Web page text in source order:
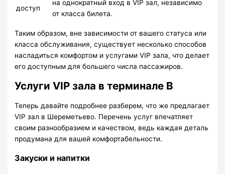
доступ
на однократный вход в VIP зал, независимо
от класса билета.
Таким образом, вне зависимости от вашего статуса или
класса обслуживания, существует несколько способов
насладиться комфортом и услугами VIP зала, что делает
его доступным для большего числа пассажиров.
Услуги VIP зала в терминале B
Теперь давайте подробнее разберем, что же предлагает
VIP зал в Шереметьево. Перечень услуг впечатляет
своим разнообразием и качеством, ведь каждая деталь
продумана для вашей комфортабельности.
Закуски и напитки